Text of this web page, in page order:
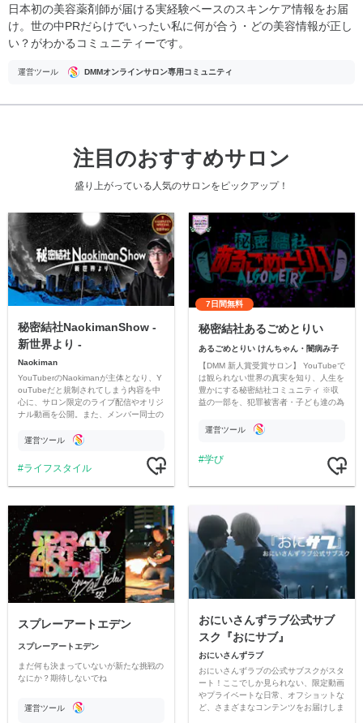
日本初の美容薬剤師が届ける実経験ベースのスキンケア情報をお届
け。世の中PRだらけでいったい私に何が合う・どの美容情報が正し
い？がわかるコミュニティーです。
運営ツール DMMオンラインサロン専用コミュニティ
注目のおすすめサロン
盛り上がっている人気のサロンをピックアップ！
秘密結社NaokimanShow -
新世界より -
Naokiman
YouTuberのNaokimanが主体となり、Y
ouTubeだと規制されてしまう内容を中
心に、サロン限定のライブ配信やオリジ
ナル動画を公開。また、メンバー同士の
ただいています。
運営ツール
ライフスタイル
7日間無料
秘密結社あるごめとりい
あるごめとりい けんちゃん・闇病み子
【DMM 新人賞受賞サロン】 YouTubeで
は観られない世界の真実を知り、人生を
豊かにする秘密結社コミュニティ ※収
益の一部を、犯罪被害者・子ども達の為
す運営ツール
学び
スプレーアートエデン
スプレーアートエデン
まだ何も決まっていないが新たな挑戦の
なにか？期待しないでね
運営ツール
おにいさんずラブ公式サブ
スク『おにサブ』
おにいさんずラブ
おにいさんずラブの公式サブスクがスタ
ート！ここでしか見られない、限定動画
やプライベートな日常、オフショットな
ど、さまざまなコンテンツをお届けしま